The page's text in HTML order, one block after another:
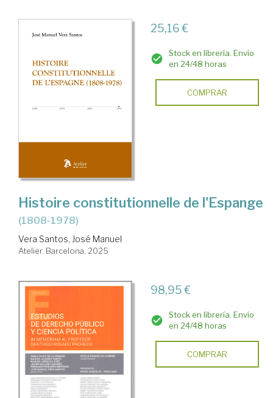
25,16 €
Stock en librería. Envío
en 24/48 horas
COMPRAR
Histoire constitutionnelle de l'Espange
(1808-1978)
Vera Santos, José Manuel
Atelier. Barcelona, 2025
98,95 €
Stock en librería. Envío
en 24/48 horas
COMPRAR